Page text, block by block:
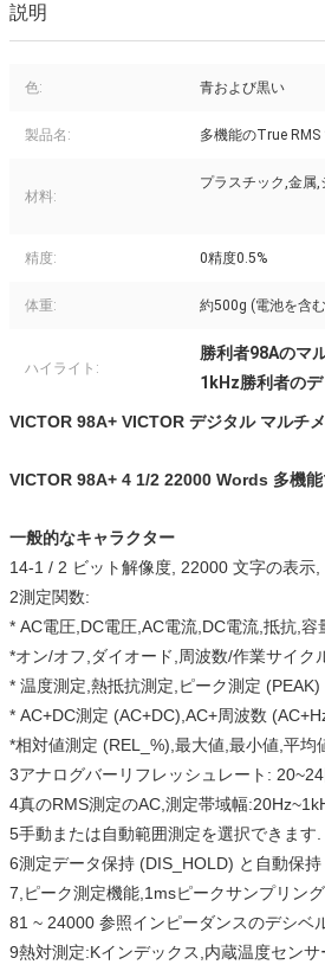
説明
色: 青および黒い
製品名: 多機能のTrue RMS
材料:
プラスチック,金属
精度: 0精度0.5%
体重: 約500g (電池を含
ハイライト:
勝利者98Aのマ
1kHz勝利者の
VICTOR 98A+ VICTOR デジタル マルチ
VICTOR 98A+ 4 1/2 22000 Words 多機
一般的なキャラクター
14-1 / 2 ビット解像度, 22000 文字の表示
2測定関数:
* AC電圧,DC電圧,AC電流,DC電流,抵抗,容
*オン/オフ,ダイオード,周波数/作業サイク
* 温度測定,熱抵抗測定,ピーク測定 (PEAK)
* AC+DC測定 (AC+DC),AC+周波数
*相対値測定 (REL_%),最大値,最小値,平均
3アナログバーリフレッシュレート:
4真のRMS測定のAC,測定帯域幅
5手動または自動範囲測定を選択できます.
6測定データ保持 (DIS_HOLD) と自動保
7,ピーク測定機能,1msピークサンプリン
81 ~ 24000 参照インピーダンスのデシベ
9熱対測定:Kインデックス,内蔵温度セン